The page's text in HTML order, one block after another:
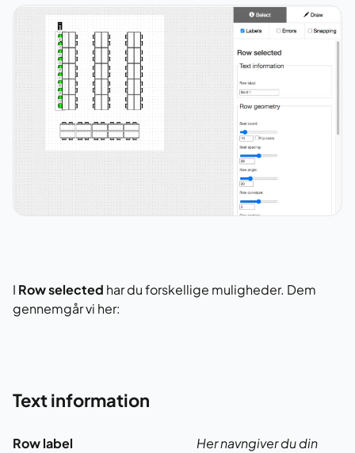
I Row selected har du forskellige muligheder. Dem
gennemgår vi her:
Text information
Row label
Her navngiver du din